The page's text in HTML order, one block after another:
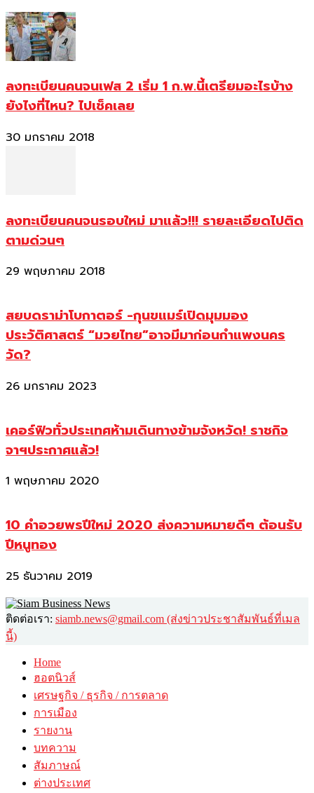
ลงทะเบียนคนจนเฟส 2 เริ่ม 1 ก.พ.นี้เตรียมอะไรบ้าง
ยังไงที่ไหน? ไปเช็คเลย
30 มกราคม 2018
ลงทะเบียนคนจนรอบใหม่ มาแล้ว!!! รายละเอียดไปติด
ตามด่วนๆ
29 พฤษภาคม 2018
สยบดราม่าโบกาตอร์ -กุนขแมร์เปิดมุมมอง
ประวัติศาสตร์ “มวยไทย”อาจมีมาก่อนกำแพงนคร
วัด?
26 มกราคม 2023
เคอร์ฟิวทั่วประเทศห้ามเดินทางข้ามจังหวัด! ราชกิจ
จาฯประกาศแล้ว!
1 พฤษภาคม 2020
10 คำอวยพรปีใหม่ 2020 ส่งความหมายดีๆ ต้อนรับ
ปีหนูทอง
25 ธันวาคม 2019
ติดต่อเรา: siamb.news@gmail.com (ส่งข่าวประชาสัมพันธ์ที่เมล
นี้)
Home
ฮอตนิวส์
เศรษฐกิจ / ธุรกิจ / การตลาด
การเมือง
รายงาน
บทความ
สัมภาษณ์
ต่างประเทศ